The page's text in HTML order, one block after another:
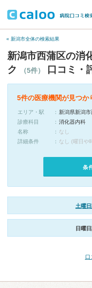
« 新潟市全体の検索結果
新潟市西蒲区の消
ク
（5件） 口コミ・
5件の医療機関が見つか
エリア・駅
新潟県新潟
診療科目
消化器内科
名称
なし
詳細条件
なし (曜日や
条
土曜
日曜
口